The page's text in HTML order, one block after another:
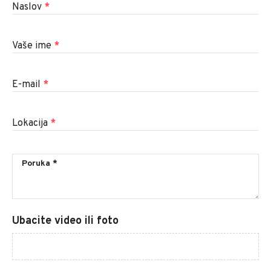
Naslov *
Vaše ime *
E-mail *
Lokacija *
Ubacite video ili foto